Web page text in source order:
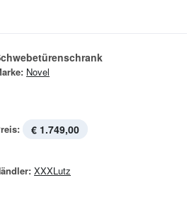
Novel
€ 1.749,00
XXXLutz